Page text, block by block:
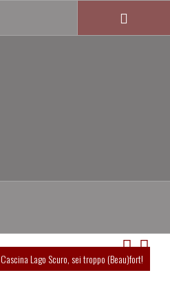
Cascina Lago Scuro, sei troppo (Beau)fort!